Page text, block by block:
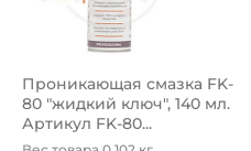
Проникающая смазка FK-
80 "жидкий ключ", 140 мл.
Артикул FK-80...